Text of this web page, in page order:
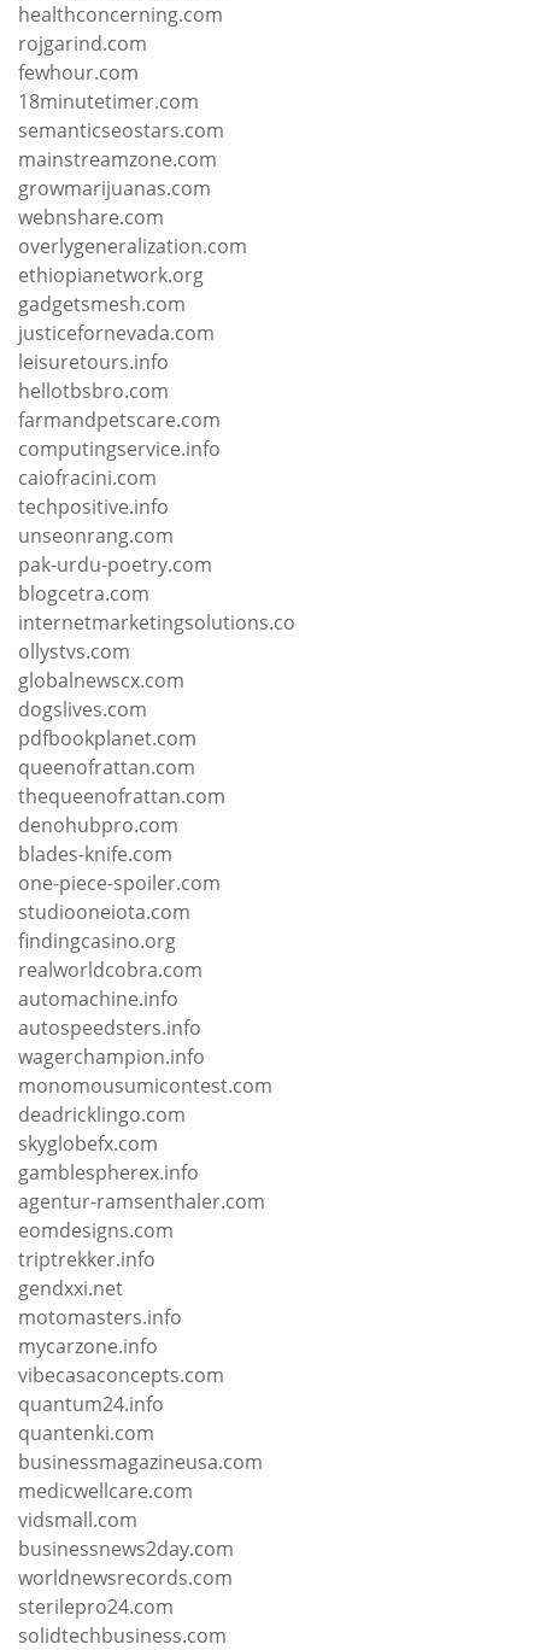
healthconcerning.com
rojgarind.com
fewhour.com
18minutetimer.com
semanticseostars.com
mainstreamzone.com
growmarijuanas.com
webnshare.com
overlygeneralization.com
ethiopianetwork.org
gadgetsmesh.com
justicefornevada.com
leisuretours.info
hellotbsbro.com
farmandpetscare.com
computingservice.info
caiofracini.com
techpositive.info
unseonrang.com
pak-urdu-poetry.com
blogcetra.com
internetmarketingsolutions.co
ollystvs.com
globalnewscx.com
dogslives.com
pdfbookplanet.com
queenofrattan.com
thequeenofrattan.com
denohubpro.com
blades-knife.com
one-piece-spoiler.com
studiooneiota.com
findingcasino.org
realworldcobra.com
automachine.info
autospeedsters.info
wagerchampion.info
monomousumicontest.com
deadricklingo.com
skyglobefx.com
gamblespherex.info
agentur-ramsenthaler.com
eomdesigns.com
triptrekker.info
gendxxi.net
motomasters.info
mycarzone.info
vibecasaconcepts.com
quantum24.info
quantenki.com
businessmagazineusa.com
medicwellcare.com
vidsmall.com
businessnews2day.com
worldnewsrecords.com
sterilepro24.com
solidtechbusiness.com